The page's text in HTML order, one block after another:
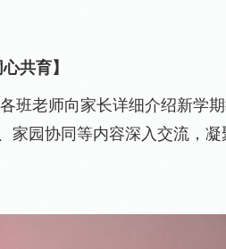
心共育】
班老师向家长详细介绍新学
园协同等内容深入交流，